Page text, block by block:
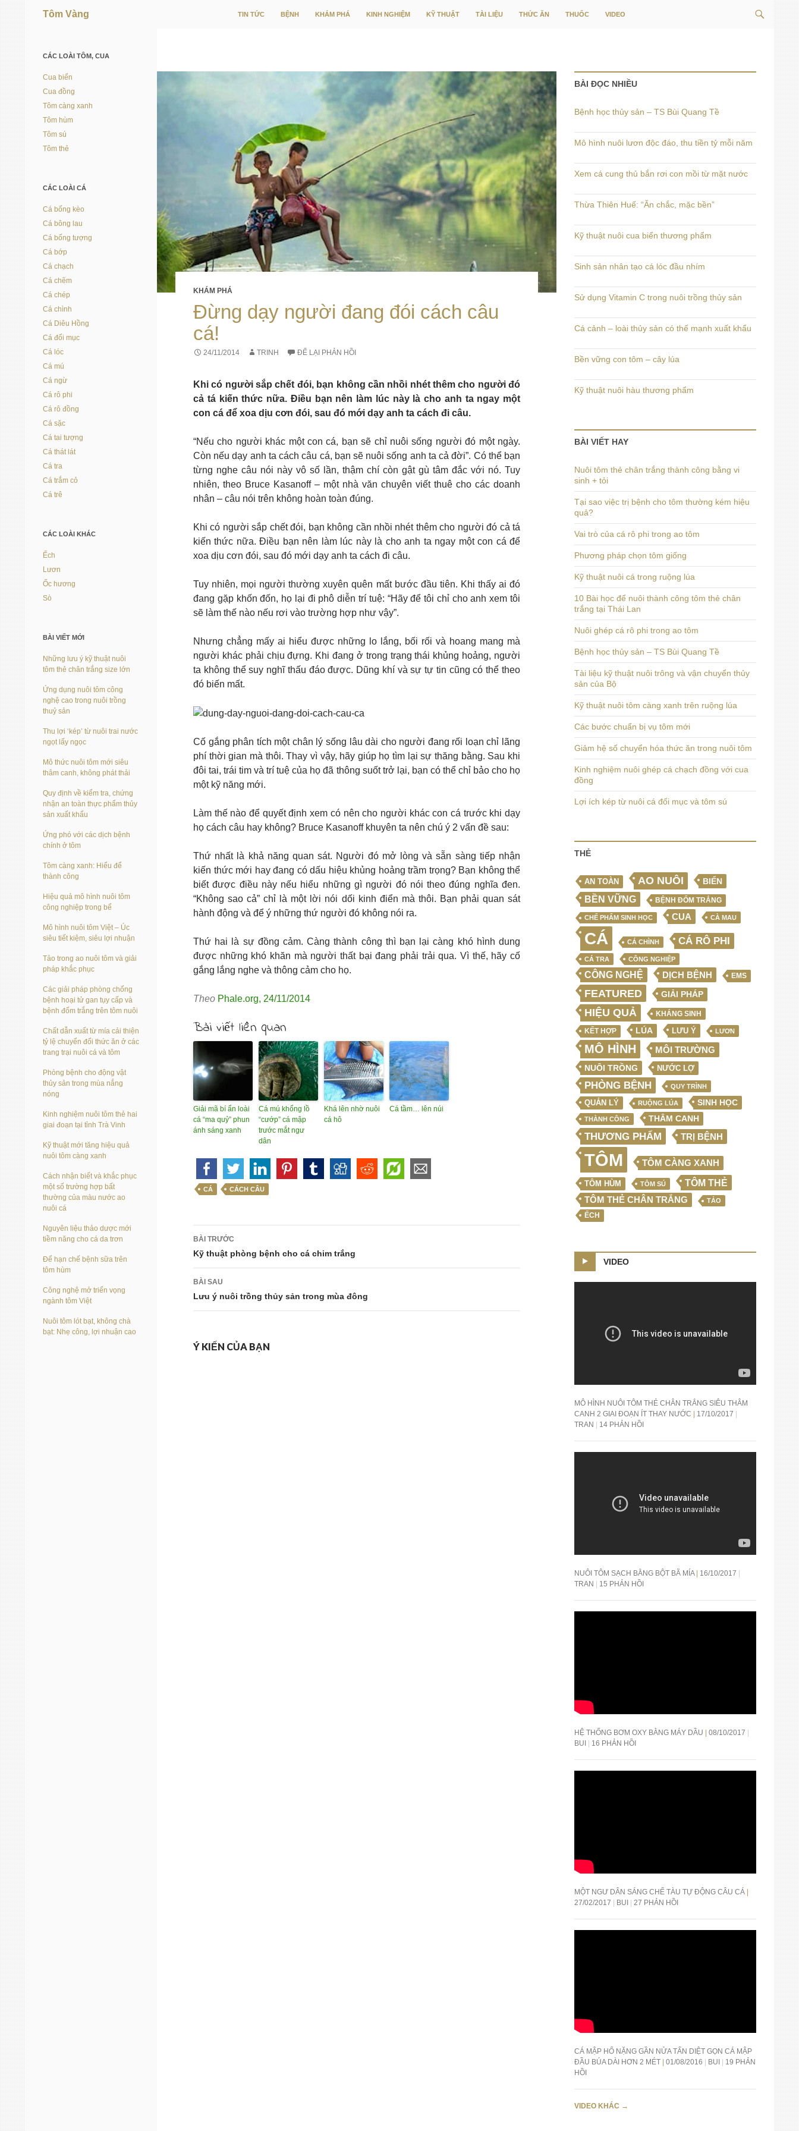
Tôm Vàng
kiếm
TIN TỨC
BỆNH KHÁM PHÁ KINH NGHIỆM KỸ THUẬT TÀI LIỆU THỨC ĂN THUỐC VIDEO
KHÁM PHÁ
Đừng dạy người đang đói cách câu
cá!
24/11/2014 TRINH ĐỂ LẠI PHẢN HỒI
Khi có người sắp chết đói, bạn không cần nhồi nhét thêm cho người đó
cả tá kiến thức nữa. Điều bạn nên làm lúc này là cho anh ta ngay một
con cá để xoa dịu cơn đói, sau đó mới dạy anh ta cách đi câu.
“Nếu cho người khác một con cá, bạn sẽ chỉ nuôi sống người đó một ngày.
Còn nếu dạy anh ta cách câu cá, bạn sẽ nuôi sống anh ta cả đời”. Có thể bạn
từng nghe câu nói này vô số lần, thậm chí còn gật gù tâm đắc với nó. Tuy
nhiên, theo Bruce Kasanoff – một nhà văn chuyên viết thuê cho các doanh
nhân – câu nói trên không hoàn toàn đúng.
Khi có người sắp chết đói, bạn không cần nhồi nhét thêm cho người đó cả tá
kiến thức nữa. Điều bạn nên làm lúc này là cho anh ta ngay một con cá để
xoa dịu cơn đói, sau đó mới dạy anh ta cách đi câu.
Tuy nhiên, mọi người thường xuyên quên mất bước đầu tiên. Khi thấy ai đó
đang gặp khốn đốn, họ lại đi phô diễn trí tuệ: “Hãy để tôi chỉ cho anh xem tôi
sẽ làm thế nào nếu rơi vào trường hợp như vậy”.
Nhưng chẳng mấy ai hiểu được những lo lắng, bối rối và hoang mang mà
người khác phải chịu đựng. Khi đang ở trong trạng thái khủng hoảng, người
ta không thể suy nghĩ thấu đáo được. Dũng khí và sự tự tin cũng có thể theo
đó biến mất.
Cố gắng phân tích một chân lý sống lâu dài cho người đang rối loạn chỉ lãng
phí thời gian mà thôi. Thay vì vậy, hãy giúp họ tìm lại sự thăng bằng. Sau khi
đôi tai, trái tim và trí tuệ của họ đã thông suốt trở lại, bạn có thể chỉ bảo cho họ
một kỹ năng mới.
Làm thế nào để quyết định xem có nên cho người khác con cá trước khi dạy
họ cách câu hay không? Bruce Kasanoff khuyên ta nên chú ý 2 vấn đề sau:
Thứ nhất là khả năng quan sát. Người đó mở lòng và sẵn sàng tiếp nhận
kiến thức mới hay đang có dấu hiệu khủng hoảng trầm trọng? Bạn không thể
biết được điều này nếu hiểu những gì người đó nói theo đúng nghĩa đen.
“Không sao cả” chỉ là một lời nói dối kinh điển mà thôi. Bạn phải quan sát
hành động và để ý những thứ người đó không nói ra.
Thứ hai là sự đồng cảm. Càng thành công thì bạn lại càng khó hình dung
được những khó khăn mà người thất bại đang phải trải qua. Vì thế, hãy cố
gắng lắng nghe và thông cảm cho họ.
Theo Phale.org, 24/11/2014
Bài viết liên quan
Giải mã bí ẩn loài
cá “ma quỷ” phun
ánh sáng xanh
Cá mú khổng lồ
“cướp” cá mập
trước mắt ngư
dân
Khá lên nhờ nuôi
cá hô
Cá tầm… lên núi
CÁ CÁCH CÂU
Điều
hướng
bài
viết
BÀI TRƯỚC
Kỹ thuật phòng bệnh cho cá chim trắng
BÀI SAU
Lưu ý nuôi trồng thủy sản trong mùa đông
Ý KIẾN CỦA BẠN
BÀI ĐỌC NHIỀU
Bệnh học thủy sản – TS Bùi Quang Tề
Mô hình nuôi lươn độc đáo, thu tiền tỷ mỗi năm
Xem cá cung thủ bắn rơi con mồi từ mặt nước
Thừa Thiên Huế: “Ăn chắc, mặc bền”
Kỹ thuật nuôi cua biển thương phẩm
Sinh sản nhân tạo cá lóc đầu nhím
Sử dụng Vitamin C trong nuôi trồng thủy sản
Cá cảnh – loài thủy sản có thế mạnh xuất khẩu
Bền vững con tôm – cây lúa
Kỹ thuật nuôi hàu thương phẩm
BÀI VIẾT HAY
Nuôi tôm thẻ chân trắng thành công bằng vi
sinh + tỏi
Tại sao việc trị bệnh cho tôm thường kém hiệu
quả?
Vai trò của cá rô phi trong ao tôm
Phương pháp chọn tôm giống
Kỹ thuật nuôi cá trong ruộng lúa
10 Bài học để nuôi thành công tôm thẻ chân
trắng tại Thái Lan
Nuôi ghép cá rô phi trong ao tôm
Bệnh học thủy sản – TS Bùi Quang Tề
Tài liệu kỹ thuật nuôi trông và vận chuyển thủy
sản của Bộ
Kỹ thuật nuôi tôm càng xanh trên ruộng lúa
Các bước chuẩn bị vụ tôm mới
Giảm hệ số chuyển hóa thức ăn trong nuôi tôm
Kinh nghiệm nuôi ghép cá chạch đồng với cua
đồng
Lợi ích kép từ nuôi cá đối mục và tôm sú
THẺ
AN TOÀN AO NUÔI BIỂN
BỀN VỮNG BỆNH ĐỐM TRẮNG
CHẾ PHẨM SINH HỌC CUA CÀ MAU
CÁ CÁ CHÌNH CÁ RÔ PHI
CÁ TRA CÔNG NGHIỆP
CÔNG NGHỆ DỊCH BỆNH EMS
FEATURED GIẢI PHÁP
HIỆU QUẢ KHÁNG SINH
KẾT HỢP LÚA LƯU Ý LƯƠN
MÔ HÌNH MÔI TRƯỜNG
NUÔI TRỒNG NƯỚC LỢ
PHÒNG BỆNH QUY TRÌNH
QUẢN LÝ RUỘNG LÚA SINH HỌC
THÀNH CÔNG THÂM CANH
THƯƠNG PHẨM TRỊ BỆNH
TÔM TÔM CÀNG XANH
TÔM HÙM TÔM SÚ TÔM THẺ
TÔM THẺ CHÂN TRẮNG TẢO
ẾCH
VIDEO
MÔ HÌNH NUÔI TÔM THẺ CHÂN TRẮNG SIÊU THÂM
CANH 2 GIAI ĐOẠN ÍT THAY NƯỚC
17/10/2017
TRAN
14 PHẢN HỒI
NUÔI TÔM SẠCH BẰNG BỘT BÃ MÍA
16/10/2017
TRAN
15 PHẢN HỒI
HỆ THỐNG BƠM OXY BẰNG MÁY DẦU
08/10/2017
BUI
16 PHẢN HỒI
MỘT NGƯ DÂN SÁNG CHẾ TÀU TỰ ĐỘNG CÂU CÁ
27/02/2017
BUI 27 PHẢN HỒI
CÁ MẬP HỔ NẶNG GẦN NỬA TẤN DIỆT GỌN CÁ MẬP
ĐẦU BÚA DÀI HƠN 2 MÉT
01/08/2016 BUI
19 PHẢN
HỒI
VIDEO KHÁC →
CÁC LOÀI TÔM, CUA
Cua biển
Cua đồng
Tôm càng xanh
Tôm hùm
Tôm sú
Tôm thẻ
CÁC LOÀI CÁ
Cá bống kèo
Cá bông lau
Cá bống tượng
Cá bớp
Cá chạch
Cá chẽm
Cá chép
Cá chình
Cá Diêu Hồng
Cá đối mục
Cá lóc
Cá mú
Cá ngừ
Cá rô phi
Cá rô đồng
Cá sặc
Cá tai tượng
Cá thát lát
Cá tra
Cá trắm cỏ
Cá trê
CÁC LOÀI KHÁC
Ếch
Lươn
Ốc hương
Sò
BÀI VIẾT MỚI
Những lưu ý kỹ thuật nuôi
tôm thẻ chân trắng size lớn
Ứng dụng nuôi tôm công
nghệ cao trong nuôi trồng
thuỷ sản
Thu lợi ‘kép’ từ nuôi trai nước
ngọt lấy ngọc
Mô thức nuôi tôm mới siêu
thâm canh, không phát thải
Quy định về kiểm tra, chứng
nhận an toàn thực phẩm thủy
sản xuất khẩu
Ứng phó với các dịch bệnh
chính ở tôm
Tôm càng xanh: Hiểu để
thành công
Hiệu quả mô hình nuôi tôm
công nghiệp trong bể
Mô hình nuôi tôm Việt – Úc
siêu tiết kiệm, siêu lợi nhuận
Tảo trong ao nuôi tôm và giải
pháp khắc phục
Các giải pháp phòng chống
bệnh hoại tử gan tụy cấp và
bệnh đốm trắng trên tôm nuôi
Chất dẫn xuất từ mía cải thiện
tỷ lệ chuyển đổi thức ăn ở các
trang trại nuôi cá và tôm
Phòng bệnh cho động vật
thủy sản trong mùa nắng
nóng
Kinh nghiệm nuôi tôm thẻ hai
giai đoạn tại tỉnh Trà Vinh
Kỹ thuật mới tăng hiệu quả
nuôi tôm càng xanh
Cách nhận biết và khắc phục
một số trường hợp bất
thường của màu nước ao
nuôi cá
Nguyên liệu thảo dược mới
tiềm năng cho cá da trơn
Để hạn chế bệnh sữa trên
tôm hùm
Công nghệ mở triển vọng
ngành tôm Việt
Nuôi tôm lót bạt, không chà
bạt: Nhẹ công, lợi nhuận cao